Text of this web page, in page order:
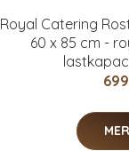
Royal Catering
60 x 85 cm -